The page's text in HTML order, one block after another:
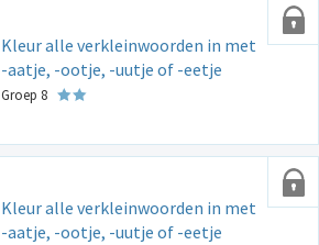
Kleur alle verkleinwoorden in met
-aatje, -ootje, -uutje of -eetje
Groep 8
Kleur alle verkleinwoorden in met
-aatje, -ootje, -uutje of -eetje